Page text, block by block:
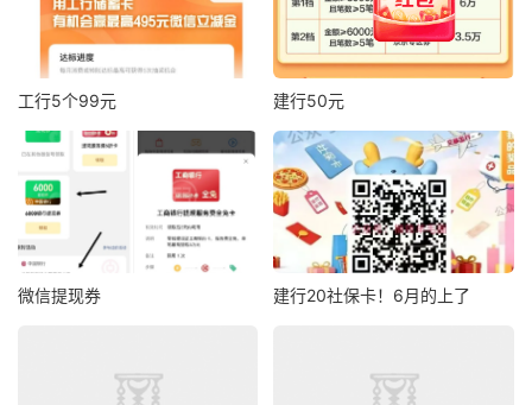
工行5个99元 建行50元
微信提现券 建行20社保卡！6月的上了